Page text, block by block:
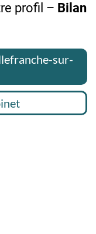
profil – Bilan
sur-